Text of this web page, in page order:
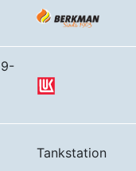
Tankstation